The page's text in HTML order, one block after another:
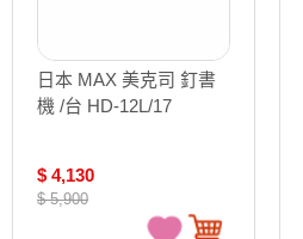
日本 MAX 美克司 釘書
機 /台 HD-12L/17
$ 4,130
$ 5,900